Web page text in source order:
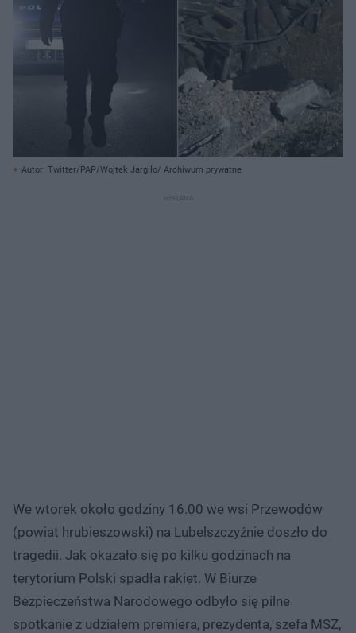
Autor: Twitter/PAP/Wojtek Jargiło/ Archiwum prywatne
We wtorek około godziny 16.00 we wsi Przewodów
(powiat hrubieszowski) na Lubelszczyźnie doszło do
tragedii. Jak okazało się po kilku godzinach na
terytorium Polski spadła rakiet. W Biurze
Bezpieczeństwa Narodowego odbyło się pilne
spotkanie z udziałem premiera, prezydenta, szefa MSZ,